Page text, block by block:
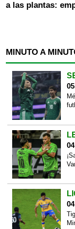
a las plantas:
MINUTO A